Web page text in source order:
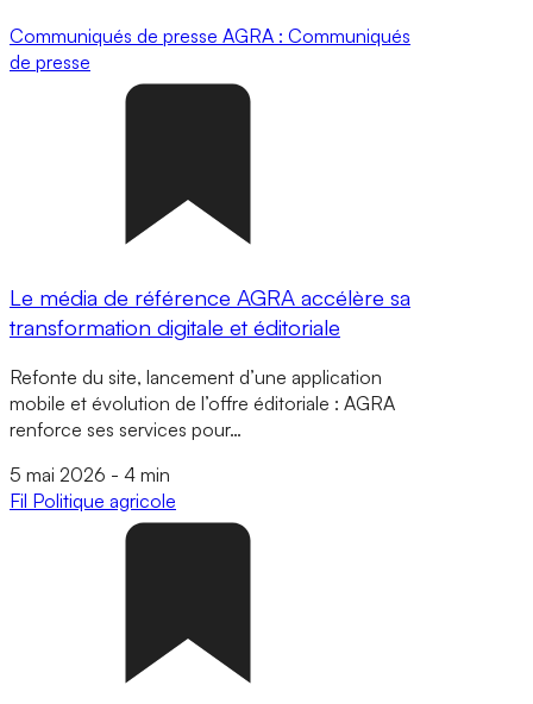
Communiqués de presse AGRA : Communiqués
de presse
Le média de référence AGRA accélère sa
transformation digitale et éditoriale
Refonte du site, lancement d’une application
mobile et évolution de l’offre éditoriale : AGRA
renforce ses services pour…
5 mai 2026 - 4 min
Fil Politique agricole